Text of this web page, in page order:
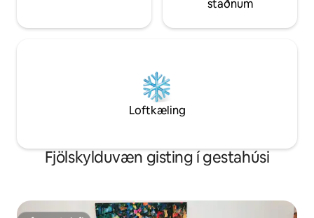
staðnum
Loftkæling
Fjölskylduvæn gisting í gestahúsi